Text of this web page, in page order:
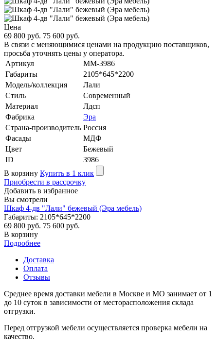
Цена
69 800 руб. 75 600 руб.
В связи с меняющимися ценами на продукцию поставщиков,
просьба уточнять цены у оператора.
Артикул
MM-3986
Габариты
2105*645*2200
Модель/коллекция
Лали
Стиль
Современный
Материал
Лдсп
Фабрика
Эра
Страна-производитель Россия
Фасады
МДФ
Цвет
Бежевый
ID
3986
В корзину Купить в 1 клик
Приобрести в рассрочку
Добавить в избранное
Вы смотрели
Шкаф 4-дв "Лали" бежевый (Эра мебель)
Габариты: 2105*645*2200
69 800 руб. 75 600 руб.
В корзину
Подробнее
Доставка
Оплата
Отзывы
Среднее время доставки мебели в Москве и МО занимает от 1
до 10 суток в зависимости от месторасположения склада
отгрузки.
Перед отгрузкой мебели осуществляется проверка мебели на
качество.